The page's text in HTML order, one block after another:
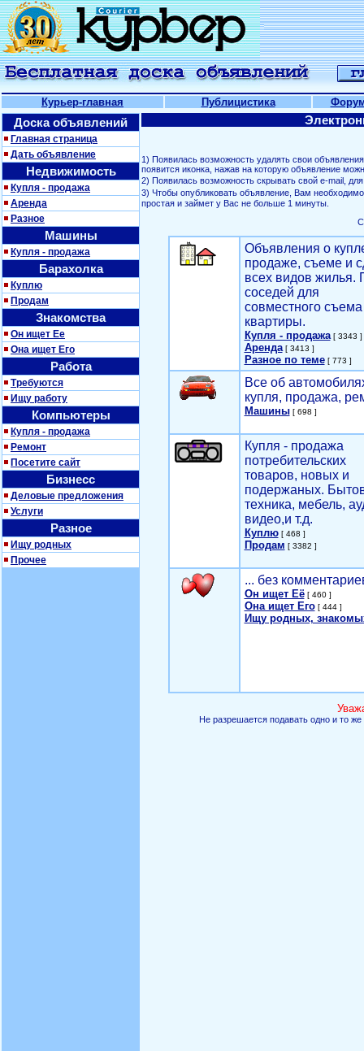
Курьер-главная Публицистика
Доска объявлений
Главная страница
Дать объявление
Недвижимость
Купля - продажа
Аренда
Разное
Машины
Купля - продажа
Барахолка
Куплю
Продам
Знакомства
Он ищет Ее
Она ищет Его
Работа
Требуются
Ищу работу
Компьютеры
Купля - продажа
Ремонт
Посетите сайт
Бизнесс
Деловые предложения
Услуги
Разное
Ищу родных
Прочее
1) Появилась возможность удалять свои
появится иконка, нажав на которую объявление
2) Появилась возможность скрывать свой е-mail,
3) Чтобы опубликовать объявление, Вам
простая и займет у Вас не больше 1 минуты.
Объявления о
продаже, съеме и
всех видов жилья.
соседей для
совместного съема
квартиры.
Купля - продажа[ 3343 ]
Аренда[ 3413 ]
Разное по теме[ 773 ]
Все об
купля, продажа,
Машины[ 698 ]
Купля - продажа
потребительских
товаров, новых и
подержаных.
техника, мебель,
видео,и т.д.
Куплю[ 468 ]
Продам [ 3382 ]
... без
Он ищет Её[ 460 ]
Она ищет Его[ 444 ]
Ищу родных,
Не разрешается подавать одно и то